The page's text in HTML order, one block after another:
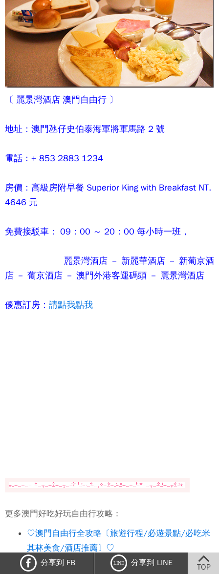
〔 麗景灣酒店 澳門自由行 〕
地址：澳門氹仔史伯泰海軍將軍馬路 2 號
電話：+ 853 2883 1234
房價：高級房附早餐 Superior King with Breakfast NT.
4646 元
免費接駁車： 09：00 ～ 20：00 每小時一班，
麗景灣酒店 － 新麗華酒店 － 新葡京酒
店 － 葡京酒店 － 澳門外港客運碼頭 － 麗景灣酒店
優惠訂房： 請點我點我
更多澳門好吃好玩自由行攻略：
♡澳門自由行全攻略〔旅遊行程/必遊景點/必吃米
其林美食/酒店推薦〕♡
【大三巴牌坊&大砲台。澳門自由行】澳門必遊代
分享到 FB LINE 分享到 LINE TOP